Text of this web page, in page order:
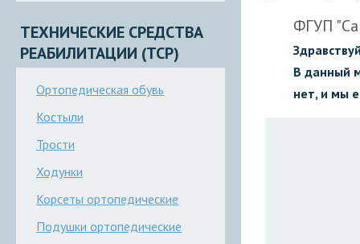
ФГУП
В данный
нет, и мы
ТЕХНИЧЕСКИЕ СРЕДСТВА
РЕАБИЛИТАЦИИ (ТСР)
Ортопедическая обувь
Костыли
Трости
Ходунки
Корсеты ортопедические
Подушки ортопедические